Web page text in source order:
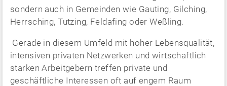
sondern auch in Gemeinden wie Gauting, Gilching,
Herrsching, Tutzing, Feldafing oder Weßling.
Gerade in diesem Umfeld mit hoher Lebensqualität,
intensiven privaten Netzwerken und wirtschaftlich
starken Arbeitgebern treffen private und
geschäftliche Interessen oft auf engem Raum